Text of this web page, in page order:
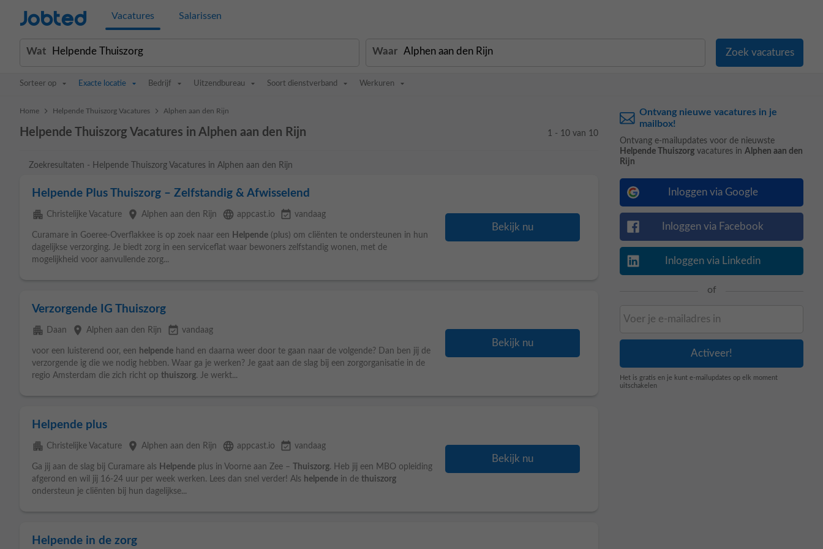
Jobted Vacatures Salarissen
Wat Waar
Sorteer op Exacte locatie Bedrijf Uitzendbureau Soort dienstverband Werkuren
Home > Helpende Thuiszorg Vacatures > Alphen aan den Rijn
Helpende Thuiszorg Vacatures in Alphen aan den Rijn 1 - 10 van 10
Zoekresultaten - Helpende Thuiszorg Vacatures in Alphen aan den Rijn
Helpende Plus Thuiszorg – Zelfstandig & Afwisselend
apartment Christelijke Vacature place Alphen aan den Rijn language appcast.io event_available vandaag
Curamare in Goeree-Overflakkee is op zoek naar een Helpende (plus) om cliënten te ondersteunen in hun
dagelijkse verzorging. Je biedt zorg in een serviceflat waar bewoners zelfstandig wonen, met de
mogelijkheid voor aanvullende zorg...
Bekijk nu
Verzorgende IG Thuiszorg
apartment Daan place Alphen aan den Rijn event_available vandaag
voor een luisterend oor, een helpende hand en daarna weer door te gaan naar de volgende? Dan ben jij de
verzorgende ig die we nodig hebben. Waar ga je werken? Je gaat aan de slag bij een zorgorganisatie in de
regio Amsterdam die zich richt op thuiszorg. Je werkt...
Bekijk nu
Helpende plus
apartment Christelijke Vacature place Alphen aan den Rijn language appcast.io event_available vandaag
Ga jij aan de slag bij Curamare als Helpende plus in Voorne aan Zee – Thuiszorg. Heb jij een MBO opleiding
afgerond en wil jij 16-24 uur per week werken. Lees dan snel verder! Als helpende in de thuiszorg
ondersteun je cliënten bij hun dagelijkse...
Bekijk nu
Helpende in de zorg
Ontvang nieuwe vacatures in je
mailbox!
Ontvang e-mailupdates voor de nieuwste
Helpende Thuiszorg vacatures in Alphen aan den
Rijn
Inloggen via Google
Inloggen via Facebook
Inloggen via Linkedin
of
Het is gratis en je kunt e-mailupdates op elk moment
uitschakelen